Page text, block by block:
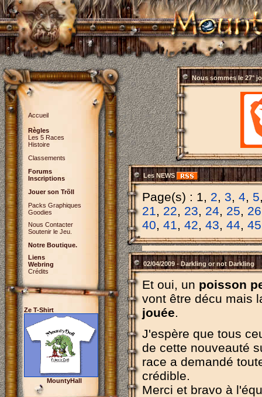
Accueil
Règles
Les 5 Races
Histoire
Classements
Forums
Inscriptions
Jouer son Trõll
Packs Graphiques
Goodies
Nous Contacter
Soutenir le Jeu.
Notre Boutique.
Liens
Webring
Crédits
Ze T-Shirt
MountyHall
Nous sommes le 27°
Les NEWS
Page(s) : 1, 2, 3, 4, 5
21, 22, 23, 24, 25, 26
40, 41, 42, 43, 44, 45
02/04/2009 - Darkling or not Darkling
Et oui, un poisson
vont être décu mais
jouée.
J'espère que tous
de cette nouveauté
race a demandé
crédible.
Merci et bravo à